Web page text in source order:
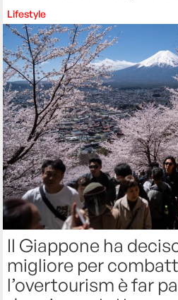
Lifestyle
Il Giappone ha
migliore per
l’overtourism è far